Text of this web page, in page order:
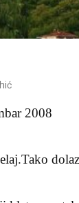
2008